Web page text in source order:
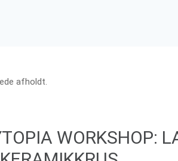
afholdt.
WORKSHOP: